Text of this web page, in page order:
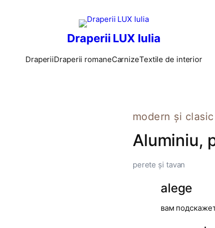
Draperii LUX Iulia
DraperiiDraperii romaneCarnizeTextile de interior
modern și clasic
Aluminiu,
perete și tavan
alege
вам